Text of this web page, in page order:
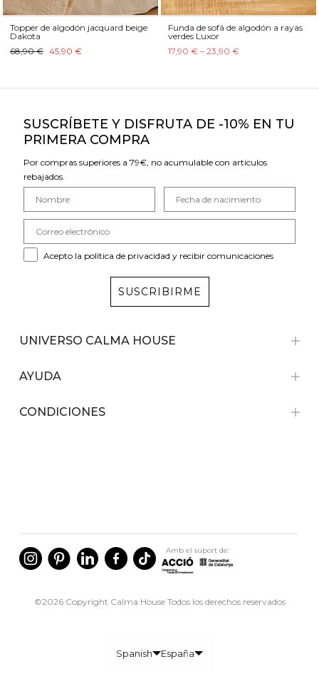
Topper de algodón jacquard beige
Dakota
68,90 € 45,90 €
Funda de sofá de algodón a rayas
verdes Luxor
17,90 € – 23,90 €
SUSCRÍBETE Y DISFRUTA DE -10% EN TU
PRIMERA COMPRA
Por compras superiores a 79€, no acumulable con artículos
rebajados.
Acepto la política de privacidad y recibir comunicaciones
SUSCRIBIRME
UNIVERSO CALMA HOUSE
AYUDA
CONDICIONES
Amb el suport de:
©2026 Copyright Calma House Todos los derechos reservados
Spanish España